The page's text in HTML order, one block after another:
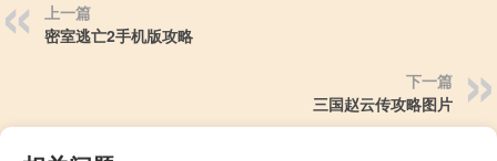
上一篇
密室逃亡2手机版攻略
下一篇
三国赵云传攻略图片